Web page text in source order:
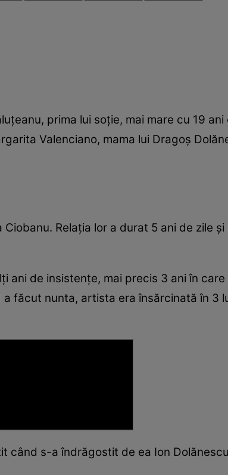
prima lui soție, mai mare cu 19
Valenciano, mama lui Dragoș
Relația lor a durat 5 ani de zile și
ani de insistențe, mai precis 3 ani în care
făcut nunta, artista era însărcinată în 3
când s-a îndrăgostit de ea Ion